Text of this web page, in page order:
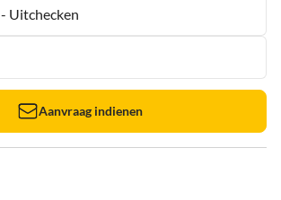
Uitchecken
Aanvraag indienen